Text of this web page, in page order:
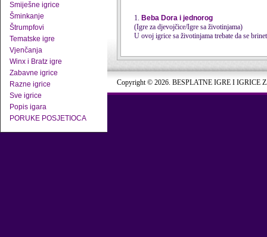
Smiješne igrice
Šminkanje
Štrumpfovi
Tematske igre
Vjenčanja
Winx i Bratz igre
Zabavne igrice
Razne igrice
Sve igrice
Popis igara
PORUKE POSJETIOCA
1. Beba Dora i jednorog
(Igre za djevojčice/Igre sa životinjama)
U ovoj igrice sa životinjama trebate da se
Copyright © 2026. BESPLATNE IGRE I IGRICE